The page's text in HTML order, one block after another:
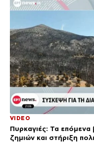
VIDEO
Πυρκαγιές: Τα
ζημιών και στήριξη